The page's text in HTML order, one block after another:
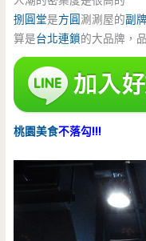
捌圓堂是方圓涮涮屋的副
算是台北連鎖的大品牌，
桃園美食不落勾!!!